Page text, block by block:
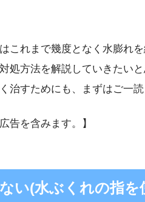
これまで幾度となく水膨れ
処方法を解説していきたいと
治すためにも、まずはご一読
告を含みます。】
い(水ぶくれの指を